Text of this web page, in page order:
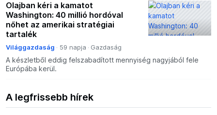
Olajban kéri a kamatot
Washington: 40 millió hordóval
nőhet az amerikai stratégiai
tartalék
Világgazdaság 59 napja Gazdaság
A készletből eddig felszabadított mennyiség nagyjából fele
Európába kerül.
A legfrissebb hírek